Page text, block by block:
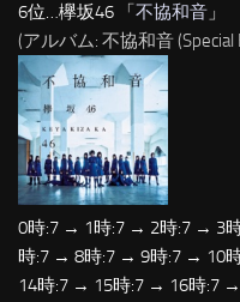
6位…欅坂46 「 不協和音 」
(アルバム: 不協和音 (Special
0時:7 → 1時:7 → 2時:7 → 3
時:7 → 8時:7 → 9時:7 → 10
14時:7 → 15時:7 → 16時:7